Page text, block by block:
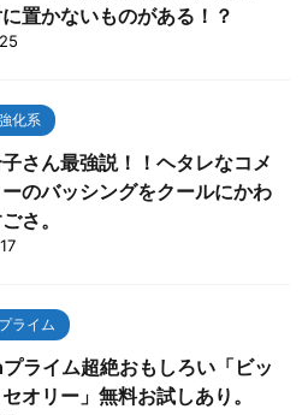
置かないものがある！？
化系
さん最強説！！ヘタレなコメ
のバッシングをクールにかわ
さ。
ライム
ライム超絶おもしろい「ビッ
オリー」無料お試しあり。